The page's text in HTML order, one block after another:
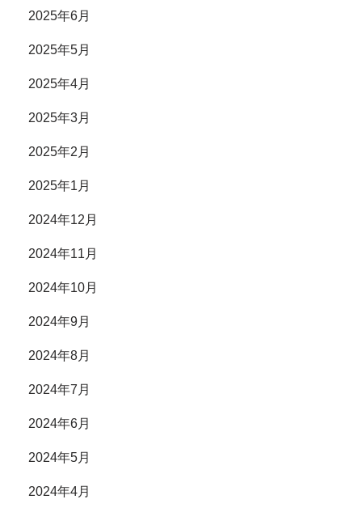
2025年6月
2025年5月
2025年4月
2025年3月
2025年2月
2025年1月
2024年12月
2024年11月
2024年10月
2024年9月
2024年8月
2024年7月
2024年6月
2024年5月
2024年4月